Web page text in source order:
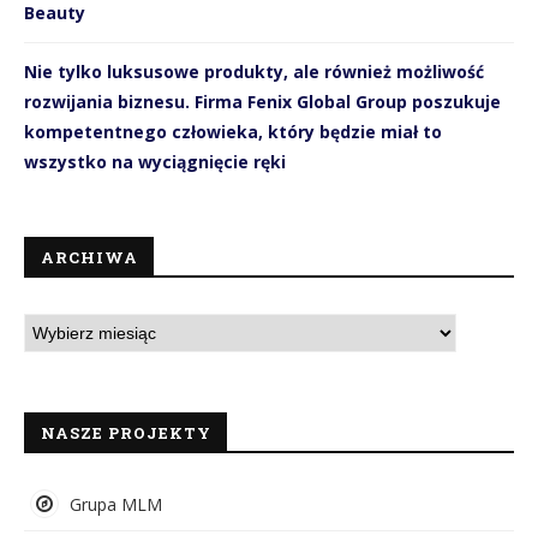
Beauty
Nie tylko luksusowe produkty, ale również możliwość
rozwijania biznesu. Firma Fenix Global Group poszukuje
kompetentnego człowieka, który będzie miał to
wszystko na wyciągnięcie ręki
ARCHIWA
NASZE PROJEKTY
Grupa MLM